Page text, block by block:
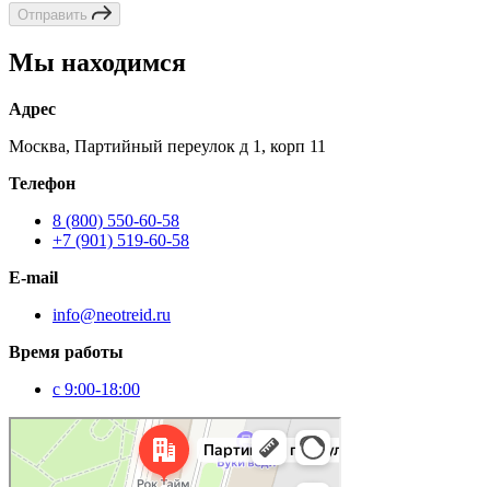
Отправить
Мы находимся
Адрес
Москва, Партийный переулок д 1, корп 11
Телефон
8 (800) 550-60-58
+7 (901) 519-60-58
E-mail
info@neotreid.ru
Время работы
с 9:00-18:00
Партийный переулок, 1к11 — Яндекс Карты